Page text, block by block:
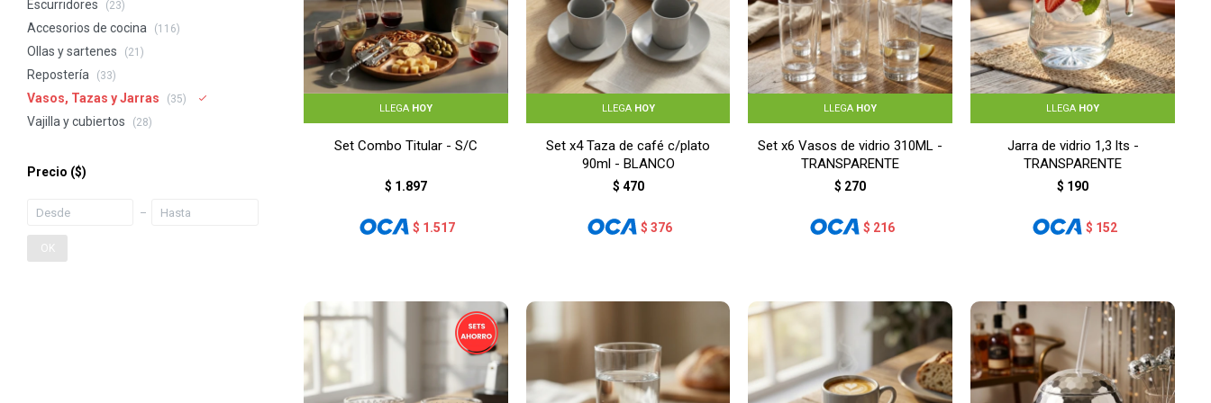
LLEGA HOY
Set Combo Titular - S/C
$ 1.897
$ 1.517
LLEGA HOY
Set x4 Taza de café c/plato
90ml - BLANCO
$ 470
$ 376
LLEGA HOY
Set x6 Vasos de vidrio 310ML -
TRANSPARENTE
$ 270
$ 216
LLEGA HOY
Jarra de vidrio 1,3 lts -
TRANSPARENTE
$ 190
$ 152
Escurridores (23)
Accesorios de cocina (116)
Ollas y sartenes (21)
Repostería (33)
Vasos, Tazas y Jarras (35)
Vajilla y cubiertos (28)
Precio ($)
OK